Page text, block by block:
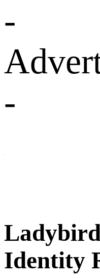
-
-
Identity